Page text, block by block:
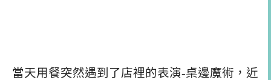
當天用餐突然遇到了店裡的表演-桌邊魔術，近